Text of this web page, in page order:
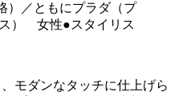
）／ともにプラダ（プ
） 女性●スタイリス
モダンなタッチに仕上げら